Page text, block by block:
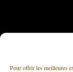
Pour offrir les meilleures